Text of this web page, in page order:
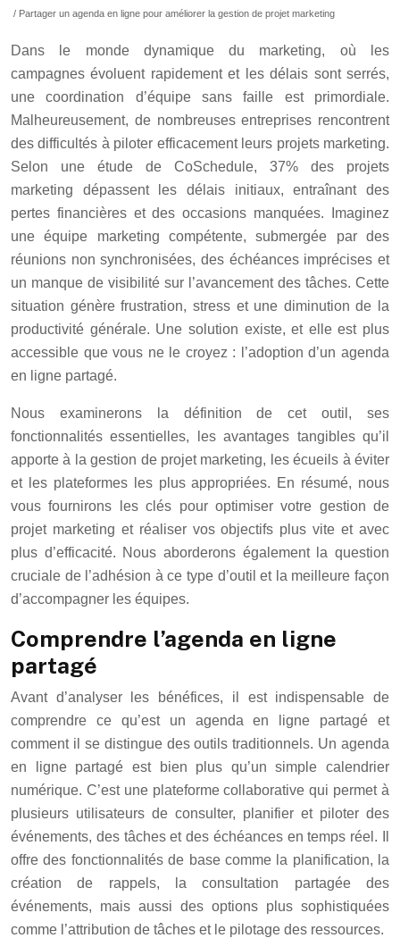
/ Partager un agenda en ligne pour améliorer la gestion de projet marketing
Dans le monde dynamique du marketing, où les
campagnes évoluent rapidement et les délais sont serrés,
une coordination d’équipe sans faille est primordiale.
Malheureusement, de nombreuses entreprises rencontrent
des difficultés à piloter efficacement leurs projets marketing.
Selon une étude de CoSchedule, 37% des projets
marketing dépassent les délais initiaux, entraînant des
pertes financières et des occasions manquées. Imaginez
une équipe marketing compétente, submergée par des
réunions non synchronisées, des échéances imprécises et
un manque de visibilité sur l’avancement des tâches. Cette
situation génère frustration, stress et une diminution de la
productivité générale. Une solution existe, et elle est plus
accessible que vous ne le croyez : l’adoption d’un agenda
en ligne partagé.
Nous examinerons la définition de cet outil, ses
fonctionnalités essentielles, les avantages tangibles qu’il
apporte à la gestion de projet marketing, les écueils à éviter
et les plateformes les plus appropriées. En résumé, nous
vous fournirons les clés pour optimiser votre gestion de
projet marketing et réaliser vos objectifs plus vite et avec
plus d’efficacité. Nous aborderons également la question
cruciale de l’adhésion à ce type d’outil et la meilleure façon
d’accompagner les équipes.
Comprendre l’agenda en ligne
partagé
Avant d’analyser les bénéfices, il est indispensable de
comprendre ce qu’est un agenda en ligne partagé et
comment il se distingue des outils traditionnels. Un agenda
en ligne partagé est bien plus qu’un simple calendrier
numérique. C’est une plateforme collaborative qui permet à
plusieurs utilisateurs de consulter, planifier et piloter des
événements, des tâches et des échéances en temps réel. Il
offre des fonctionnalités de base comme la planification, la
création de rappels, la consultation partagée des
événements, mais aussi des options plus sophistiquées
comme l’attribution de tâches et le pilotage des ressources.